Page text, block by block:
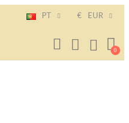
PT € EUR